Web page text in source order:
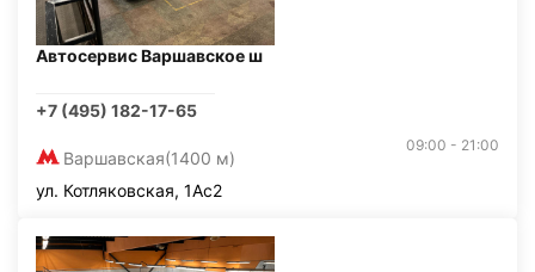
Автосервис Варшавское ш
+7 (495) 182-17-65
Варшавская(1400 м)
09:00 - 21:00
ул. Котляковская, 1Ас2